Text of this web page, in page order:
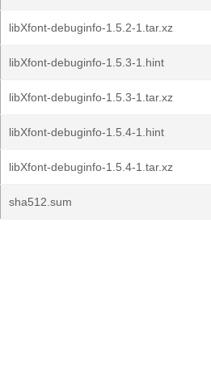
libXfont-debuginfo-1.5.2-1.tar.xz
libXfont-debuginfo-1.5.3-1.hint
libXfont-debuginfo-1.5.3-1.tar.xz
libXfont-debuginfo-1.5.4-1.hint
libXfont-debuginfo-1.5.4-1.tar.xz
sha512.sum